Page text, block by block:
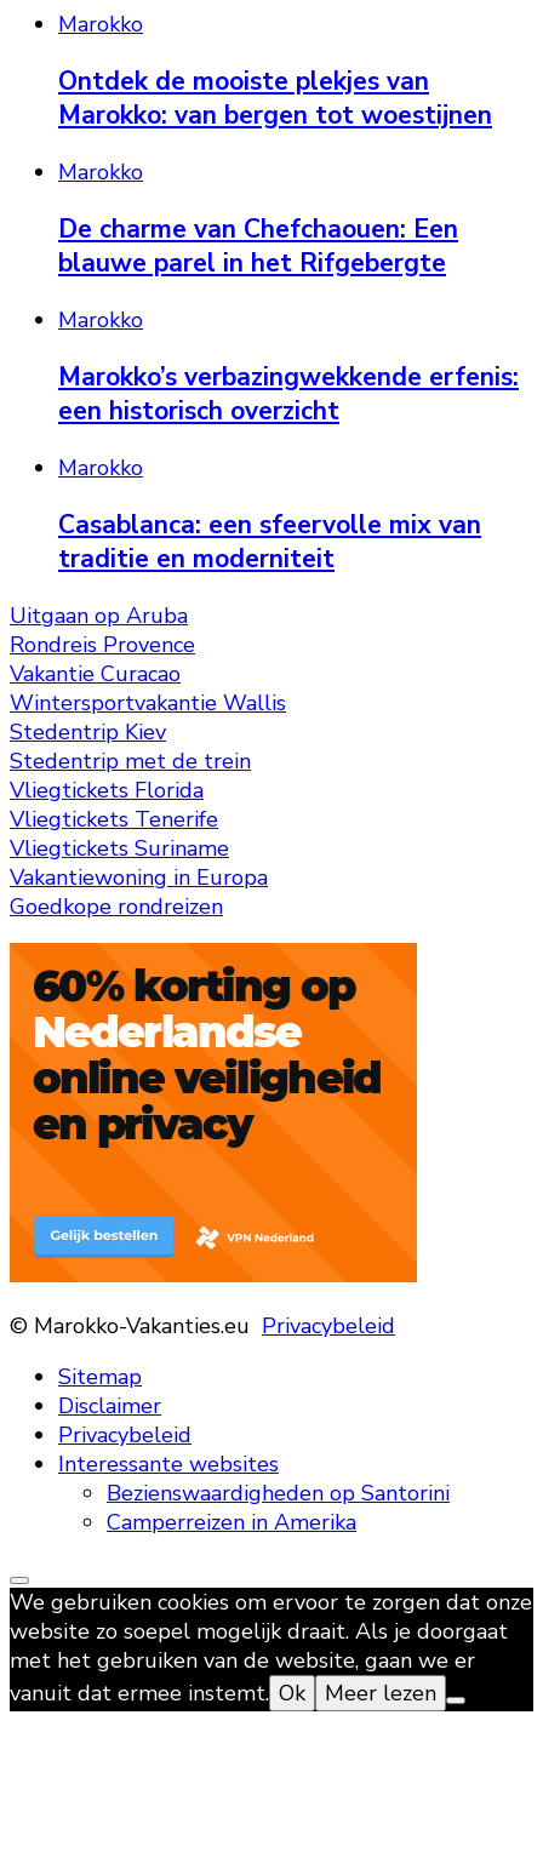
Marokko
Ontdek de mooiste plekjes van
Marokko: van bergen tot woestijnen
Marokko
De charme van Chefchaouen: Een
blauwe parel in het Rifgebergte
Marokko
Marokko’s verbazingwekkende erfenis:
een historisch overzicht
Marokko
Casablanca: een sfeervolle mix van
traditie en moderniteit
Uitgaan op Aruba
Rondreis Provence
Vakantie Curacao
Wintersportvakantie Wallis
Stedentrip Kiev
Stedentrip met de trein
Vliegtickets Florida
Vliegtickets Tenerife
Vliegtickets Suriname
Vakantiewoning in Europa
Goedkope rondreizen
© Marokko-Vakanties.eu Privacybeleid
Sitemap
Disclaimer
Privacybeleid
Interessante websites
Bezienswaardigheden op Santorini
Camperreizen in Amerika
We gebruiken cookies om ervoor te zorgen dat onze
website zo soepel mogelijk draait. Als je doorgaat
met het gebruiken van de website, gaan we er
vanuit dat ermee instemt. Ok Meer lezen